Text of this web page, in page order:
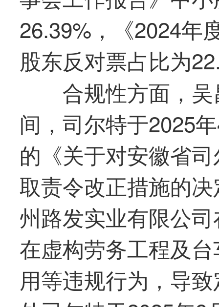
26.39%，《2024年
股东反对票占比为
合规性方面，
间，司尔特于2025
的《关于对安徽省
取责令改正措施的
州路发实业有限公
在虚构劳务工程及
用等违规行为，导